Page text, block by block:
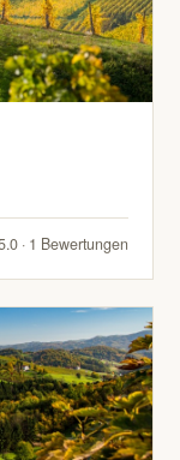
· 1 Bewertungen